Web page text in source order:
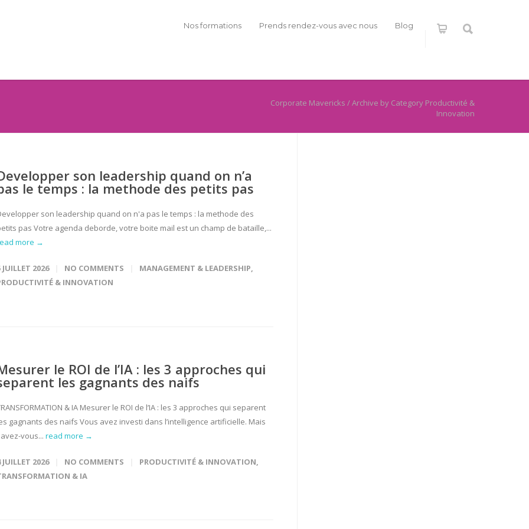
Nos formations Prends rendez-vous avec nous Blog
Corporate Mavericks /Archive by Category Productivité &
Innovation
son leadership quand on n’a
le temps : la methode des petits pas
son leadership quand on n'a pas le temps : la methode des
pas Votre agenda deborde, votre boite mail est un champ de bataille,...
more →
JUILLET 2026 NO COMMENTS MANAGEMENT & LEADERSHIP,
& INNOVATION
le ROI de l’IA : les 3 approches qui
les gagnants des naifs
& IA Mesurer le ROI de l’IA : les 3 approches qui separent
gagnants des naifs Vous avez investi dans l’intelligence artificielle. Mais
vous... read more →
JUILLET 2026 NO COMMENTS PRODUCTIVITÉ & INNOVATION,
& IA